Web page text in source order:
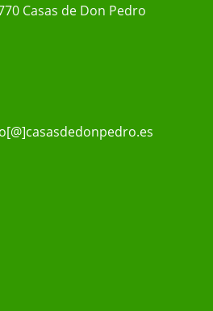
Casas de Don Pedro